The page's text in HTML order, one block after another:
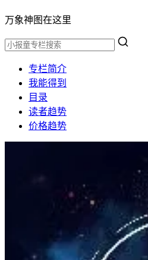
万象神图在这里
专栏简介
我能得到
目录
读者趋势
价格趋势